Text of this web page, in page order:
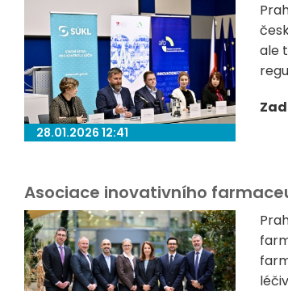
28.01.2026 12:41
ale
Asociace inovativního